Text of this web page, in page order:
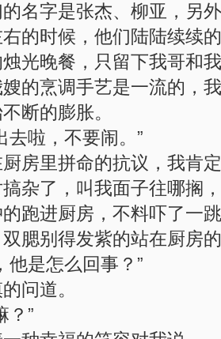
名字是张杰、柳亚，另
的时候，他们陆陆续续
光晚餐，只留下我哥和
的烹调手艺是一流的，
断的膨胀。
去啦，不要闹。”
房里拼命的抗议，我肯
搞杂了，叫我面子往哪搁
跑进厨房，不料吓了一
腮别得发紫的站在厨房
他是怎么回事？”
问道。
？”